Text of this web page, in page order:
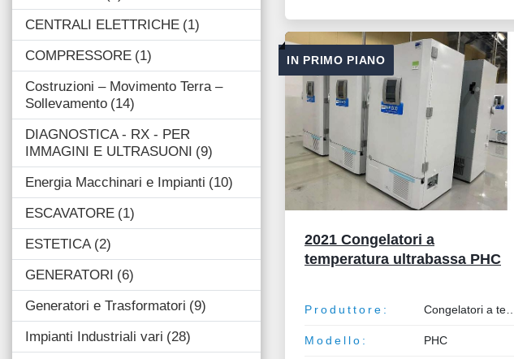
CENTRALI ELETTRICHE 1
COMPRESSORE 1
Costruzioni – Movimento Terra –
Sollevamento 14
DIAGNOSTICA - RX - PER
IMMAGINI E ULTRASUONI 9
Energia Macchinari e Impianti
10
ESCAVATORE 1
ESTETICA 2
GENERATORI 6
Generatori e Trasformatori 9
Impianti Industriali vari 28
IN PRIMO PIANO
2021 Congelatori a
temperatura ultrabassa PHC
Produttore:
Modello: PHC